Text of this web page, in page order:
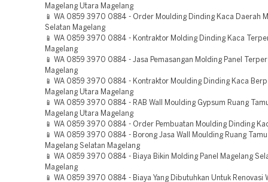
Magelang Utara Magelang
📱 WA 0859 3970 0884 - Order Moulding Dinding Kaca Daerah
Selatan Magelang
📱 WA 0859 3970 0884 - Kontraktor Molding Dinding Kaca
Magelang
📱 WA 0859 3970 0884 - Jasa Pemasangan Molding Panel
Magelang
📱 WA 0859 3970 0884 - Kontraktor Moulding Dinding Kaca
Magelang Utara Magelang
📱 WA 0859 3970 0884 - RAB Wall Moulding Gypsum Ruang
Magelang Utara Magelang
📱 WA 0859 3970 0884 - Order Pembuatan Moulding Dinding
📱 WA 0859 3970 0884 - Borong Jasa Wall Moulding Ruang
Magelang Selatan Magelang
📱 WA 0859 3970 0884 - Biaya Bikin Molding Panel Magelang
Magelang
📱 WA 0859 3970 0884 - Biaya Yang Dibutuhkan Untuk Renovasi